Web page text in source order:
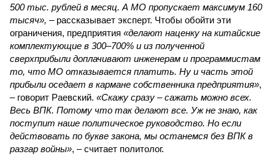
500 тыс. рублей в месяц. А МО пропускает максимум 160
тысяч», – рассказывает эксперт. Чтобы обойти эти
ограничения, предприятия «делают наценку на китайские
комплектующие в 300–700% и из полученной
сверхприбыли доплачивают инженерам и программистам
то, что МО отказывается платить. Ну и часть этой
прибыли оседает в кармане собственника предприятия»,
– говорит Раевский. «Скажу сразу – сажать можно всех.
Весь ВПК. Потому что так делают все. Уж не знаю, как
поступит наше политическое руководство. Но если
действовать по букве закона, мы останемся без ВПК в
разгар войны», – считает политолог.